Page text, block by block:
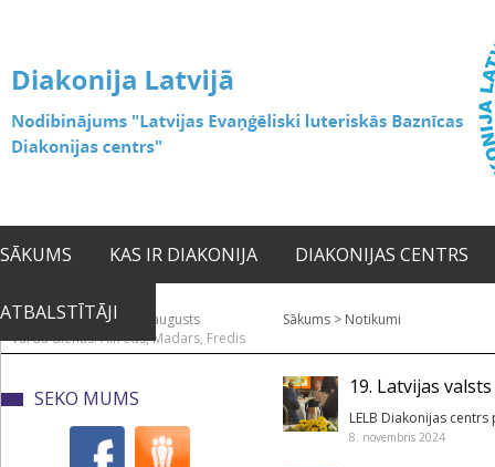
SĀKUMS KAS IR DIAKONIJA DIAKONIJAS CENTRS
ATBALSTĪTĀJI2026. gada 07. augusts
Vārda dienas: Alfrēds, Madars, Fredis
Sākums > Notikumi
SEKO MUMS 19. Latvijas
LELB Diakonijas
8. novembris 2024